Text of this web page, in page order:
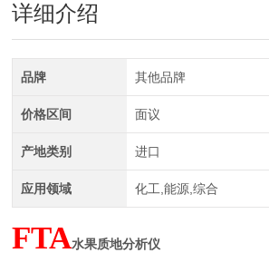
详细介绍
品牌 其他品牌
价格区间 面议
产地类别 进口
应用领域 化工,能源,综合
FTA水果质地分析仪